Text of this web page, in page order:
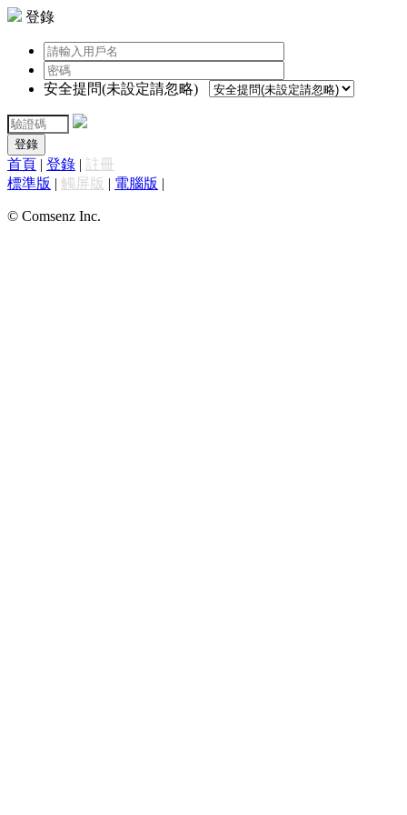
登錄
安全提問(未設定請忽略)
登錄
首頁 | 登錄 | 註冊
標準版 | 觸屏版 | 電腦版 |
© Comsenz Inc.